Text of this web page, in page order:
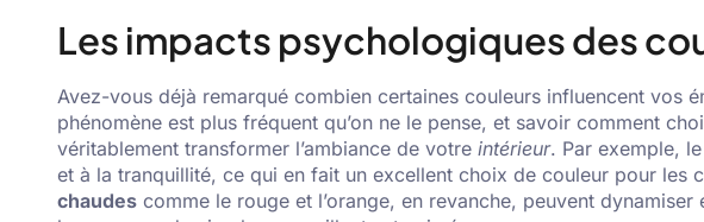
Les impacts psychologiques des
Avez-vous déjà remarqué combien certaines couleurs influencent vos
phénomène est plus fréquent qu’on ne le pense, et savoir comment
véritablement transformer l’ambiance de votre intérieur. Par exemple,
et à la tranquillité, ce qui en fait un excellent choix de couleur pour les
chaudes comme le rouge et l’orange, en revanche, peuvent